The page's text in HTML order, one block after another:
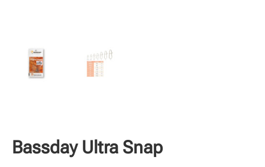
Bassday Ultra Snap